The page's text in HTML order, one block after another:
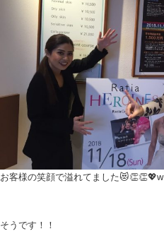
お客様の笑顔で溢れてました😻👏👏💖w
そうです！！